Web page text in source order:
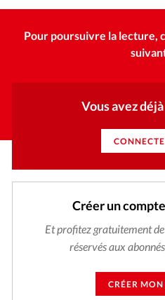
Pour poursuivre la lecture,
Vous avez
Créer un
Et profitez gratuitement
réservés aux
CRÉER